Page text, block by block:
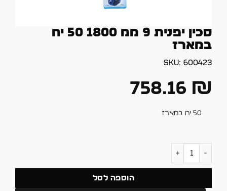
סכין יפנית 9 ממ 1800 50 יח
במארז
SKU: 600423
758.16 ₪
50 יח במארז
כמות של סכין יפנית 9 ממ 1800 50 יח במארז
הוספה לסל